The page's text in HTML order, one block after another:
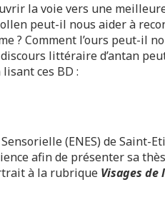
la voie vers une
peut-il nous aider à
? Comment l’ours peut-il
littéraire d’antan
ces BD :
(ENES) de Saint-
afin de présenter sa
à la rubrique Visages de